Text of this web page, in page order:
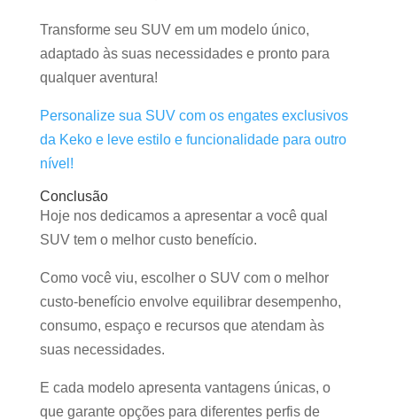
Transforme seu SUV em um modelo único,
adaptado às suas necessidades e pronto para
qualquer aventura!
Personalize sua SUV com os engates exclusivos
da Keko e leve estilo e funcionalidade para outro
nível!
Conclusão
Hoje nos dedicamos a apresentar a você qual
SUV tem o melhor custo benefício.
Como você viu, escolher o SUV com o melhor
custo-benefício envolve equilibrar desempenho,
consumo, espaço e recursos que atendam às
suas necessidades.
E cada modelo apresenta vantagens únicas, o
que garante opções para diferentes perfis de